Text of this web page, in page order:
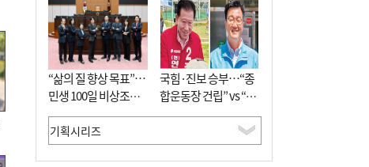
“삶의 질 향상 목표”…
민생 100일 비상조치
면밀 심사
국힘·진보 승부…“종
합운동장 건립” vs “출
근 공공버스 도입”